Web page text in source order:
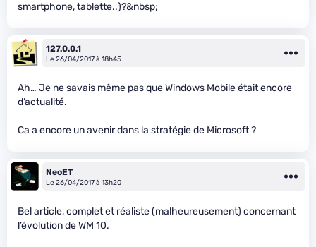
smartphone, tablette..)?&nbsp;
127.0.0.1
Le 26/04/2017 à 18h45
Ah… Je ne savais même pas que Windows Mobile était encore
d’actualité.
Ca a encore un avenir dans la stratégie de Microsoft ?
NeoET
Le 26/04/2017 à 13h20
Bel article, complet et réaliste (malheureusement) concernant
l’évolution de WM 10.